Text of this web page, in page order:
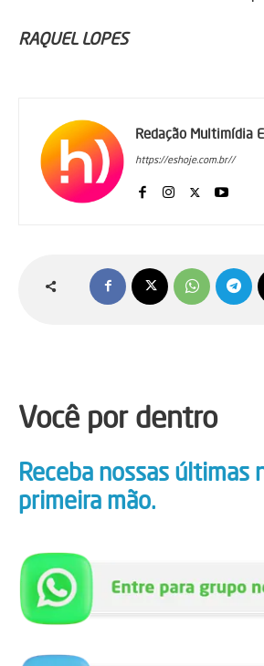
RAQUEL LOPES
Redação Multimídia
https://eshoje.com.br//
Você por dentro
Receba nossas últimas
primeira mão.